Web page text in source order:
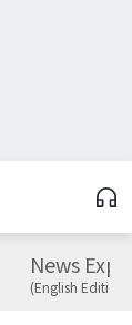
News
(English Edition)